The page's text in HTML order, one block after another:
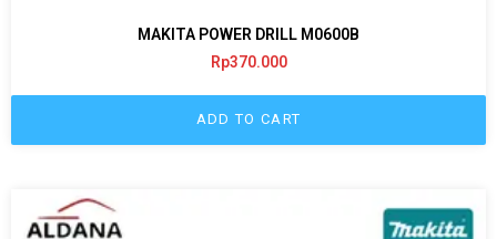
MAKITA POWER DRILL M0600B
Rp370.000
ADD TO CART